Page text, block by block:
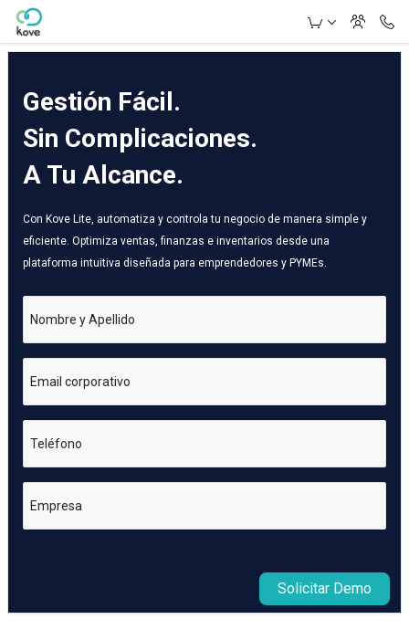
Skip to Main Content
Gestión Fácil.
Sin Complicaciones.
A Tu Alcance.
Con Kove Lite, automatiza y controla tu negocio de manera simple y
eficiente. Optimiza ventas, finanzas e inventarios desde una
plataforma intuitiva diseñada para emprendedores y PYMEs.
Nombre y Apellido
Email corporativo
Teléfono
Empresa
Solicitar Demo